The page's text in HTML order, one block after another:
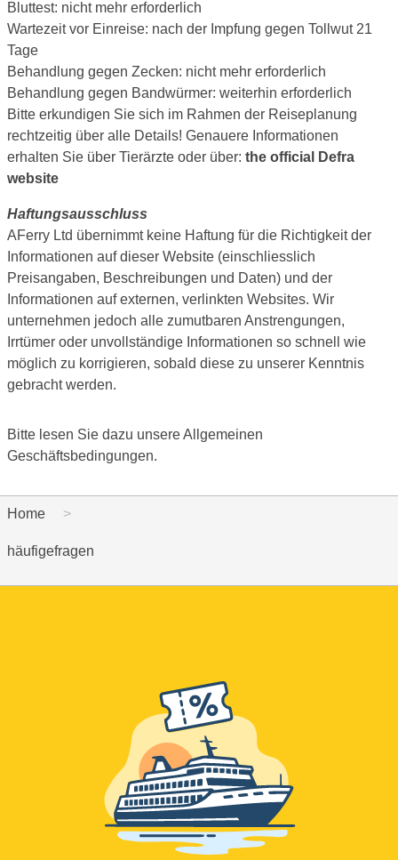
Bluttest: nicht mehr erforderlich
Wartezeit vor Einreise: nach der Impfung gegen Tollwut 21
Tage
Behandlung gegen Zecken: nicht mehr erforderlich
Behandlung gegen Bandwürmer: weiterhin erforderlich
Bitte erkundigen Sie sich im Rahmen der Reiseplanung
rechtzeitig über alle Details! Genauere Informationen
erhalten Sie über Tierärzte oder über: the official Defra
website
Haftungsausschluss
AFerry Ltd übernimmt keine Haftung für die Richtigkeit der
Informationen auf dieser Website (einschliesslich
Preisangaben, Beschreibungen und Daten) und der
Informationen auf externen, verlinkten Websites. Wir
unternehmen jedoch alle zumutbaren Anstrengungen,
Irrtümer oder unvollständige Informationen so schnell wie
möglich zu korrigieren, sobald diese zu unserer Kenntnis
gebracht werden.
Bitte lesen Sie dazu unsere Allgemeinen
Geschäftsbedingungen.
Home
häufigefragen